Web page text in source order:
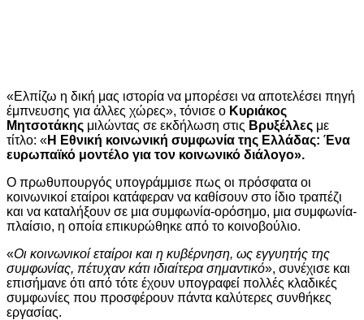
«Ελπίζω η δική μας ιστορία να μπορέσει να αποτελέσει πηγή
έμπνευσης για άλλες χώρες», τόνισε ο Κυριάκος
Μητσοτάκης μιλώντας σε εκδήλωση στις Βρυξέλλες με
τίτλο: «Η Εθνική κοινωνική συμφωνία της Ελλάδας: Ένα
ευρωπαϊκό μοντέλο για τον κοινωνικό διάλογο».
Ο πρωθυπουργός υπογράμμισε πως οι πρόσφατα οι
κοινωνικοί εταίροι κατάφεραν να καθίσουν στο ίδιο τραπέζι
και να καταλήξουν σε μια συμφωνία-ορόσημο, μια συμφωνία-
πλαίσιο, η οποία επικυρώθηκε από το κοινοβούλιο.
«Οι κοινωνικοί εταίροι και η κυβέρνηση, ως εγγυητής της
συμφωνίας, πέτυχαν κάτι ιδιαίτερα σημαντικό», συνέχισε και
επισήμανε ότι από τότε έχουν υπογραφεί πολλές κλαδικές
συμφωνίες που προσφέρουν πάντα καλύτερες συνθήκες
εργασίας.